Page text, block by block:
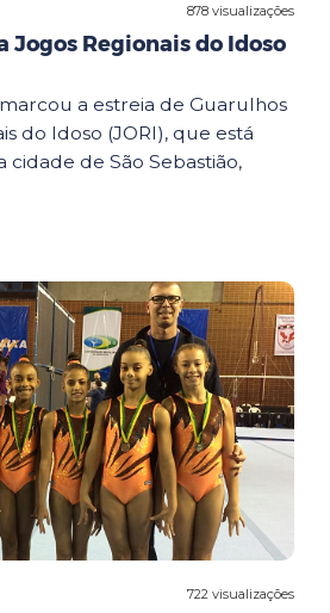
878 visualizações
Jogos Regionais do Idoso
a estreia de Guarulhos
do Idoso (JORI), que está
cidade de São Sebastião,
722 visualizações